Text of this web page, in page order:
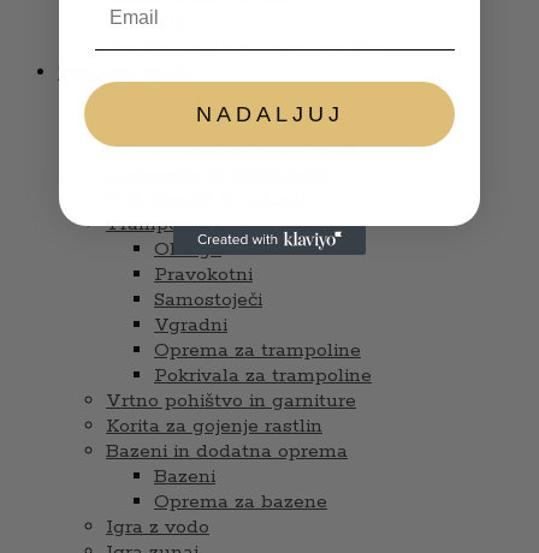
Glasbila
Punčke in dodatki za punčke
Hiške s tobogani
Zunanje otroške hiške
Trampolini
Okrogli
Pravokotni
Samostoječi
Vgradni
Oprema za trampoline
Pokrivala za trampoline
Vrtno pohištvo in garniture
Korita za gojenje rastlin
Bazeni in dodatna oprema
Bazeni
Oprema za bazene
Igra z vodo
NADALJUJ